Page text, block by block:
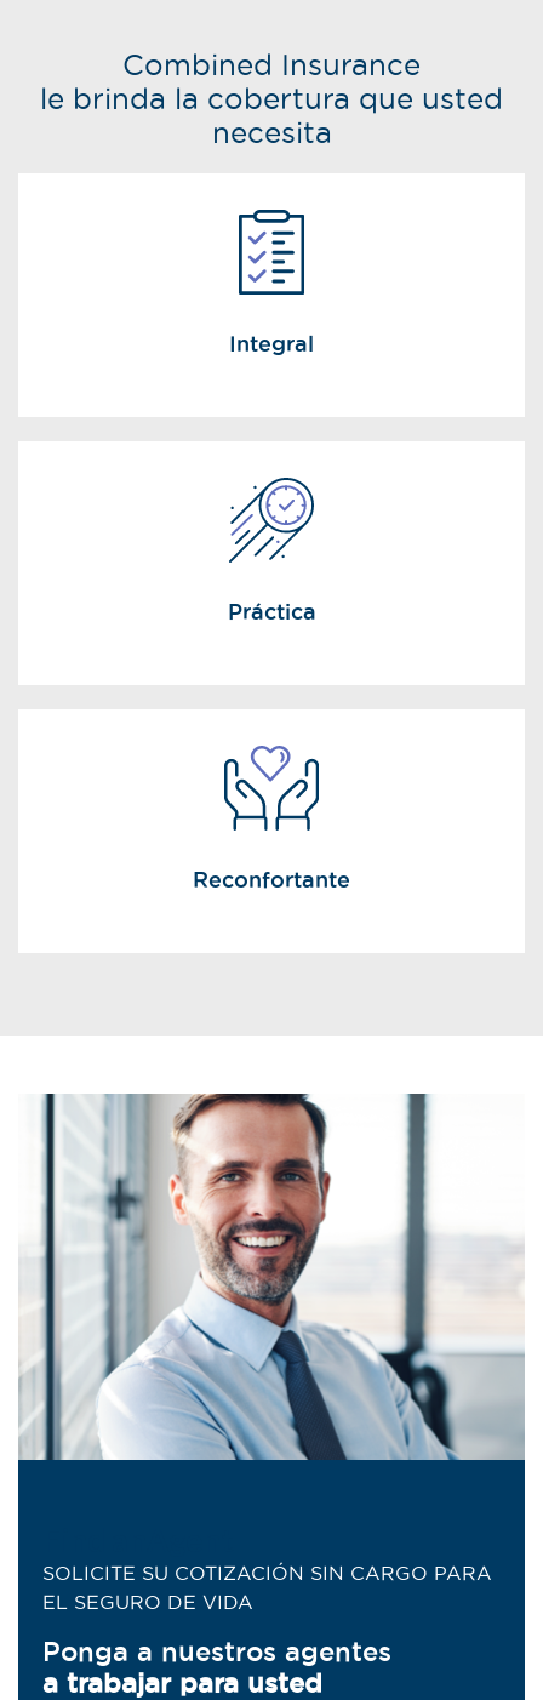
Combined Insurance
le brinda la cobertura que usted
necesita
Integral
Práctica
Reconfortante
SOLICITE SU COTIZACIÓN SIN CARGO PARA
EL SEGURO DE VIDA
Ponga a nuestros agentes
a trabajar para usted